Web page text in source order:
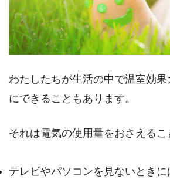
わたしたちが生活の中で温室効
にできることもあります。
それは電気の使用量をおさえるこ
テレビやパソコンを見ないときに